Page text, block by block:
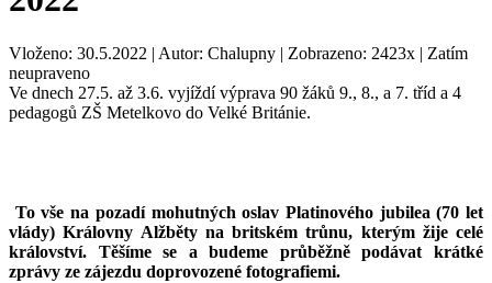
Vloženo: 30.5.2022 | Autor: Chalupny | Zobrazeno: 2423x | Zatím
neupraveno
Ve dnech 27.5. až 3.6. vyjíždí výprava 90 žáků 9., 8., a 7. tříd a 4
pedagogů ZŠ Metelkovo do Velké Británie.
To vše na pozadí mohutných oslav Platinového jubilea (70 let
vlády) Královny Alžběty na britském trůnu, kterým žije celé
království. Těšíme se a budeme průběžně podávat krátké
zprávy ze zájezdu doprovozené fotografiemi.